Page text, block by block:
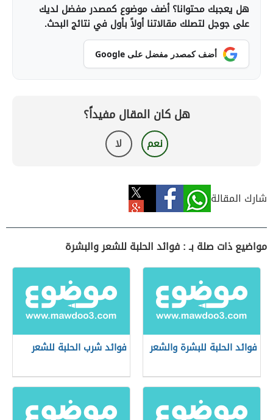
هل يعجبك محتوانا؟ أضف موضوع كمصدر مفضل لديك
على جوجل لتصلك مقالاتنا أولاً بأول في نتائج البحث.
أضف كمصدر مفضل على Google
هل كان المقال مفيداً؟
نعم لا
شارك المقالة
مواضيع ذات صلة بـ : فوائد الحلبة للشعر والبشرة
فوائد الحلبة للبشرة والشعر فوائد شرب الحلبة للشعر